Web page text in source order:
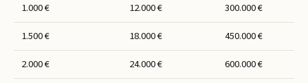
1.000 € 12.000 €
300.000 €
1.500 €
18.000 €
450.000 €
2.000 €
24.000 €
600.000 €